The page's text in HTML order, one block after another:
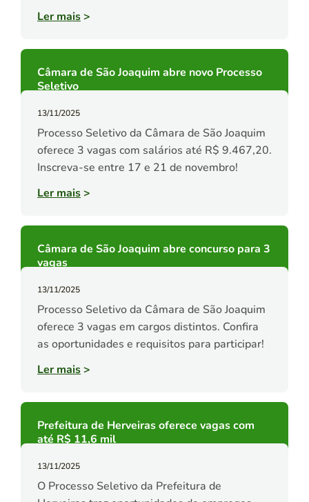
Ler mais>
Câmara de São Joaquim abre novo Processo
Seletivo
13/11/2025
Processo Seletivo da Câmara de São Joaquim
oferece 3 vagas com salários até R$ 9.467,20.
Inscreva-se entre 17 e 21 de novembro!
Ler mais>
Câmara de São Joaquim abre concurso para 3
vagas
13/11/2025
Processo Seletivo da Câmara de São Joaquim
oferece 3 vagas em cargos distintos. Confira
as oportunidades e requisitos para participar!
Ler mais>
Prefeitura de Herveiras oferece vagas com
até R$ 11,6 mil
13/11/2025
O Processo Seletivo da Prefeitura de